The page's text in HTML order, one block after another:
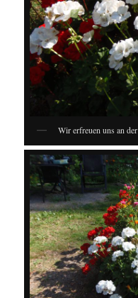
Wir erfreuen uns an